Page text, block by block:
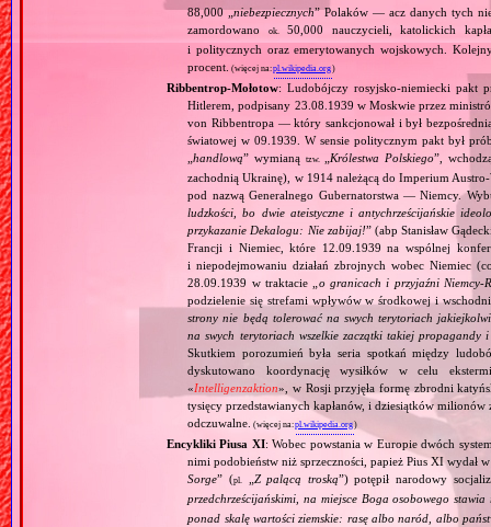
88,000 „niebezpiecznych” Polaków — acz danych tych
zamordowano
ok.
50,000 nauczycieli, katolickich
i politycznych oraz emerytowanych wojskowych.
procent. (więcej na:pl.wikipedia.org)
Ribbentrop‐Mołotow: Ludobójczy rosyjsko‐niemiecki pakt
Hitlerem, podpisany 23.08.1939 w Moskwie przez
von Ribbentropa — który sankcjonował i był
światowej w 09.1939. W sensie politycznym pakt był
„handlową” wymianą tzw. Królestwa Polskiego”,
zachodnią Ukrainę), w 1914 należącą do Imperium
pod nazwą Generalnego Gubernatorstwa — Niemcy.
ludzkości, bo dwie ateistyczne i antychrześcijańskie
przykazanie Dekalogu: Nie zabijaj!” (abp Stanisław
Francji i Niemiec, które 12.09.1939 na wspólnej
i niepodejmowaniu działań zbrojnych wobec Niemiec
28.09.1939 w traktacie „ o granicach i przyjaźni
podzielenie się strefami wpływów w środkowej i
strony nie będą tolerować na swych terytoriach
na swych terytoriach wszelkie zaczątki takiej
Skutkiem porozumień była seria spotkań między
dyskutowano koordynację wysiłków w celu
«Intelligenzaktion», w Rosji przyjęła formę zbrodni
tysięcy przedstawianych kapłanów, i dziesiątków
odczuwalne. (więcej na:pl.wikipedia.org)
Encykliki Piusa XI: Wobec powstania w Europie dwóch
nimi podobieństw niż sprzeczności, papież Pius XI
Sorge” (pl. Z palącą troską”) potępił narodowy
przedchrześcijańskimi, na miejsce Boga osobowego
ponad skalę wartości ziemskie: rasę albo naród, albo